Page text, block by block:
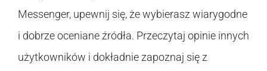
Messenger, upewnij się, że wybierasz wiarygodne
i dobrze oceniane źródła. Przeczytaj opinie innych
użytkowników i dokładnie zapoznaj się z